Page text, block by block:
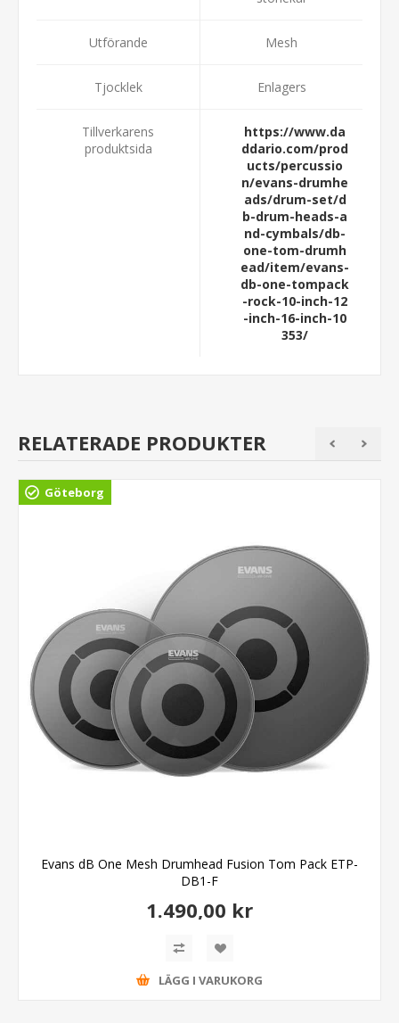
Utförande Mesh
Tjocklek Enlagers
Tillverkarens
produktsida
https://www.da
ddario.com/prod
ucts/percussio
n/evans-drumhe
ads/drum-set/d
b-drum-heads-a
nd-cymbals/db-
one-tom-drumh
ead/item/evans-
db-one-tompack
-rock-10-inch-12
-inch-16-inch-10
353/
RELATERADE PRODUKTER
Göteborg
Evans dB One Mesh Drumhead Fusion Tom Pack ETP-
DB1-F
1.490,00 kr
LÄGG I VARUKORG